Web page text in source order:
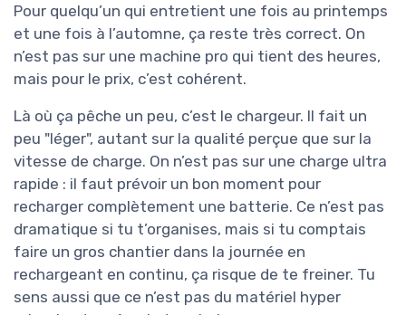
Pour quelqu’un qui entretient une fois au printemps
et une fois à l’automne, ça reste très correct. On
n’est pas sur une machine pro qui tient des heures,
mais pour le prix, c’est cohérent.
Là où ça pêche un peu, c’est le chargeur. Il fait un
peu "léger", autant sur la qualité perçue que sur la
vitesse de charge. On n’est pas sur une charge ultra
rapide : il faut prévoir un bon moment pour
recharger complètement une batterie. Ce n’est pas
dramatique si tu t’organises, mais si tu comptais
faire un gros chantier dans la journée en
rechargeant en continu, ça risque de te freiner. Tu
sens aussi que ce n’est pas du matériel hyper